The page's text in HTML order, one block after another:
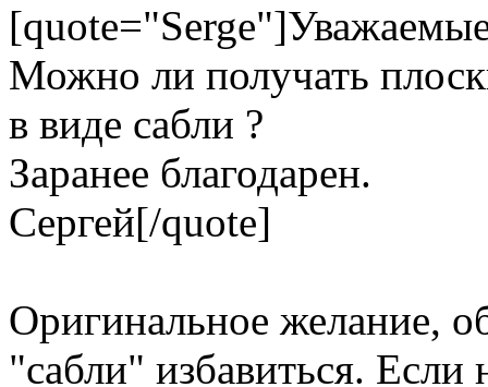
Можно ли получать
в виде сабли ?
Заранее благодарен.
Сергей[/quote]
Оригинальное желание,
"сабли" избавиться. Если